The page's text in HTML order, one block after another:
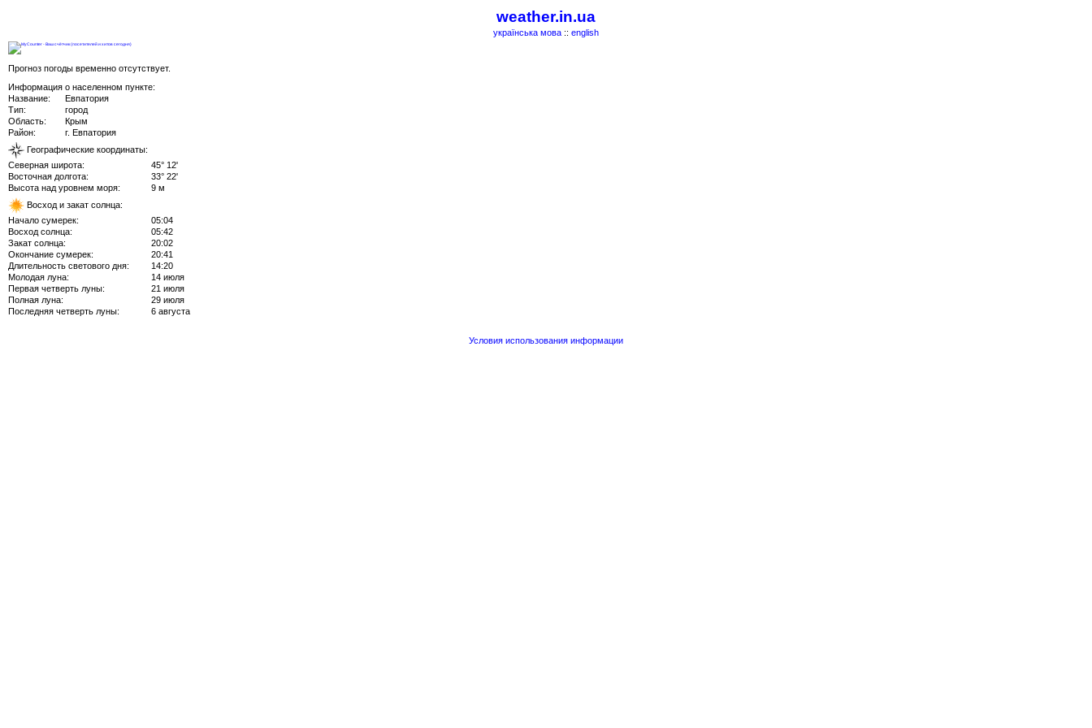
weather.in.ua
українська мова :: english
Прогноз погоды временно отсутствует.
Информация о населенном пункте:
Название:
Евпатория
Тип:
город
Область:
Крым
Район:
г. Евпатория
Географические координаты:
Северная широта:
45° 12'
Восточная долгота:
33° 22'
Высота над уровнем моря:
9 м
Восход и закат солнца:
Начало сумерек:
05:04
Восход солнца:
05:42
Закат солнца:
20:02
Окончание сумерек:
20:41
Длительность светового дня:
14:20
Молодая луна:
14 июля
Первая четверть луны:
21 июля
Полная луна:
29 июля
Последняя четверть луны:
6 августа
Условия использования информации